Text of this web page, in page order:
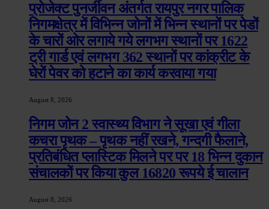
प्रोजेक्ट पुनर्जीवन अंतर्गत रायपुर नगर पालिक
निगमक्षेत्र में विभिन्न जोनों में भिन्न स्थानों पर पेडों
के चारों ओर लगाये गये लगभग स्थानों पर 1622
ट्री गार्ड एवं लगभग 362 स्थानों पर कांक्रीट के
घेरों पेवर को हटाने का कार्य करवाया गया
August 8, 2026
निगम जोन 2 स्वास्थ्य विभाग ने सूखा एवं गीला
कचरा पृथक – पृथक नहीं रखने, गन्दगी फैलाने,
प्रतिबंधित प्लास्टिक मिलने पर पर 18 भिन्न दुकान
संचालकों पर किया कुल 16820 रूपये ई चालान
August 8, 2026